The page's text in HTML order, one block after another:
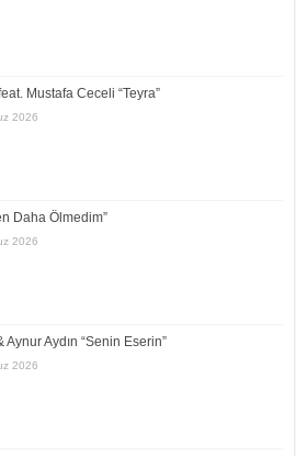
Mustafa Ceceli “Teyra”
2026
Daha Ölmedim”
2026
Aynur Aydın “Senin Eserin”
2026